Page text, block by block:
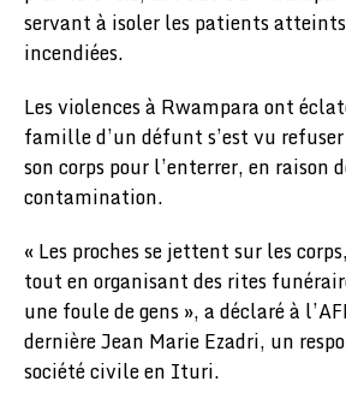
servant à isoler les patients
incendiées.
Les violences à Rwampara ont
famille d’un défunt s’est vu
son corps pour l’enterrer, en raison
contamination.
« Les proches se jettent sur les
tout en organisant des rites
une foule de gens », a déclaré à
dernière Jean Marie Ezadri, un
société civile en Ituri.